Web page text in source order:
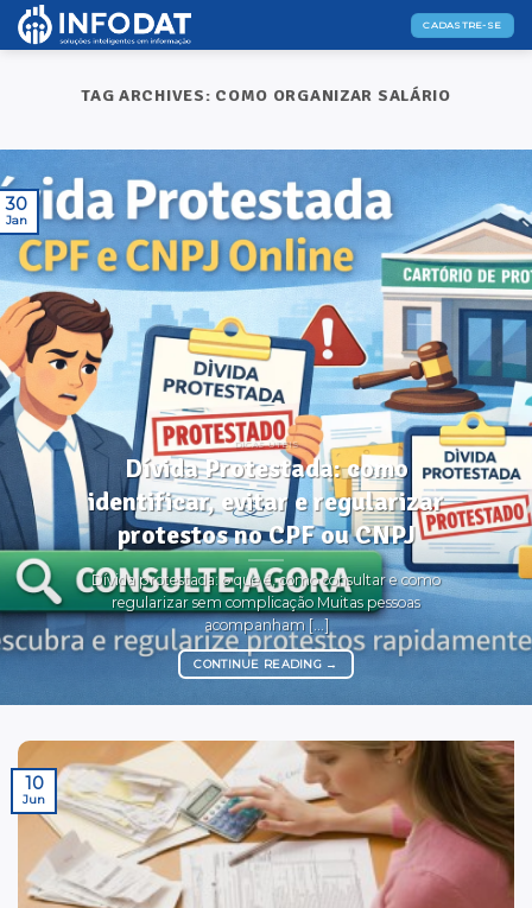
Skip
CADASTRE-SE
TAG ARCHIVES: COMO ORGANIZAR SALÁRIO
DICAS ÚTEIS
Dívida Protestada: como
identificar, evitar e regularizar
protestos no CPF ou CNPJ
Dívida protestada: o que é, como consultar e como
regularizar sem complicação Muitas pessoas
acompanham [...]
CONTINUE READING →
30
Jan
10
Jun